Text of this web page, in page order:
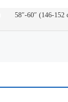
58″-60″ (146-152